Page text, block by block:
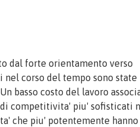
dal forte orientamento verso
corso del tempo sono
basso costo del lavoro
competitivita' piu' sofisticati
che piu' potentemente